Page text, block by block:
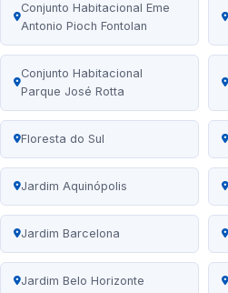
Conjunto Habitacional Eme
Antonio Pioch Fontolan
Conjunto Habitacional
Parque José Rotta
Floresta do Sul
Jardim Aquinópolis
Jardim Barcelona
Jardim Belo Horizonte